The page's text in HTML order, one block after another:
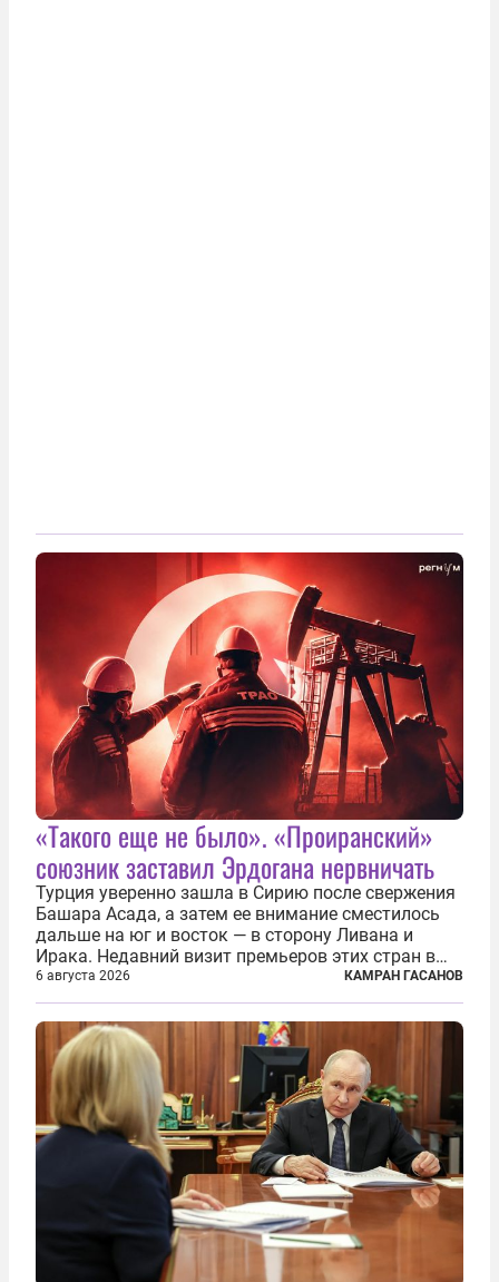
«Такого еще не было». «Проиранский»
союзник заставил Эрдогана нервничать
Турция уверенно зашла в Сирию после свержения
Башара Асада, а затем ее внимание сместилось
дальше на юг и восток — в сторону Ливана и
Ирака. Недавний визит премьеров этих стран в
Анкару, договоры об участии турецкой компании
TPAO в разработке нефти иракского Киркука и
«Дороги развития» подтверждают...
6 августа 2026 КАМРАН ГАСАНОВ